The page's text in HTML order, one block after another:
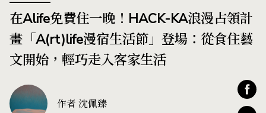
在Alife免費住一晚！HACK-KA浪漫占領計
畫「A(rt)life漫宿生活節」登場：從食住藝
文開始，輕巧走入客家生活
作者 沈佩臻